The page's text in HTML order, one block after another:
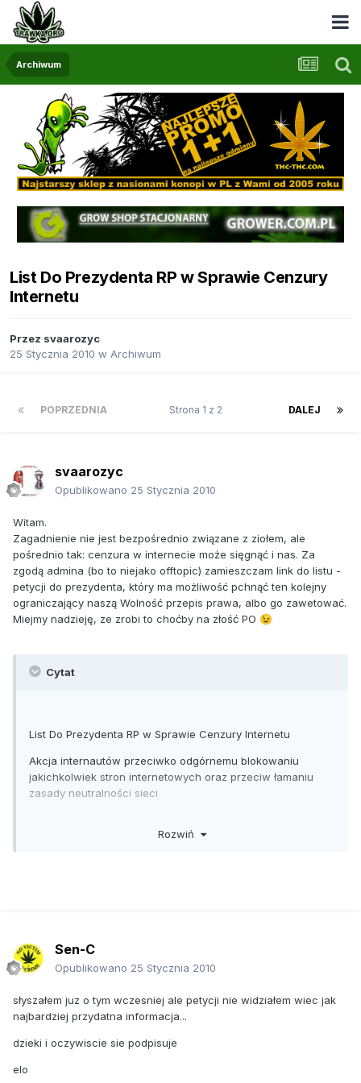
Archiwum
List Do Prezydenta RP w Sprawie Cenzury
Internetu
Przez svaarozyc
25 Stycznia 2010 w Archiwum
POPRZEDNIA DALEJ
Strona 1 z 2
svaarozyc
Opublikowano 25 Stycznia 2010
Witam.
Zagadnienie nie jest bezpośrednio związane z ziołem, ale
pośrednio tak: cenzura w internecie może sięgnąć i nas. Za
zgodą admina (bo to niejako offtopic) zamieszczam link do listu -
petycji do prezydenta, który ma możliwość pchnąć ten kolejny
ograniczający naszą Wolność przepis prawa, albo go zawetować.
Miejmy nadzieję, ze zrobi to choćby na złość PO 😉
Cytat
List Do Prezydenta RP w Sprawie Cenzury Internetu
Akcja internautów przeciwko odgórnemu blokowaniu
jakichkolwiek stron internetowych oraz przeciw łamaniu
zasady neutralności sieci
Poniżej znajduje się list jaki został wysłany do Prezydenta
Szanowny Panie Prezydencie!
Piszemy do Pana w sprawie bardzo istotnej dla każdego
Polaka korzystającego z Internetu. Rząd Donalda Tuska,
hazardem nadać sobie prawo do filtrowania wszystkich
Rozwiń
Sen-C
Opublikowano 25 Stycznia 2010
słyszałem juz o tym wczesniej ale petycji nie widziałem wiec jak
najbardziej przydatna informacja...
dzieki i oczywiscie sie podpisuje
elo